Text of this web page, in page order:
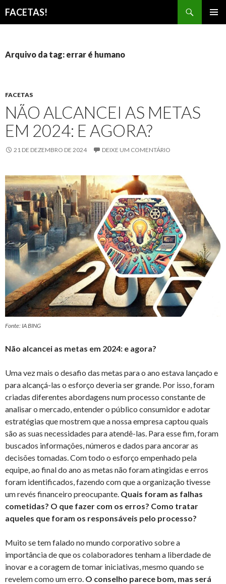
FACETAS!
CONTEÚDO
Arquivo da tag: errar é humano
FACETAS
NÃO ALCANCEI AS METAS
EM 2024: E AGORA?
21 DE DEZEMBRO DE 2024 DEIXE UM COMENTÁRIO
Fonte: IA BING
Não alcancei as metas em 2024: e agora?
Uma vez mais o desafio das metas para o ano estava lançado e
para alcançá-las o esforço deveria ser grande. Por isso, foram
criadas diferentes abordagens num processo constante de
analisar o mercado, entender o público consumidor e adotar
estratégias que mostrem que a nossa empresa captou quais
são as suas necessidades para atendê-las. Para esse fim, foram
buscados informações, números e dados para ancorar as
decisões tomadas. Com todo o esforço empenhado pela
equipe, ao final do ano as metas não foram atingidas e erros
foram identificados, fazendo com que a organização tivesse
um revés financeiro preocupante. Quais foram as falhas
cometidas? O que fazer com os erros? Como tratar
aqueles que foram os responsáveis pelo processo?
Muito se tem falado no mundo corporativo sobre a
importância de que os colaboradores tenham a liberdade de
inovar e a coragem de tomar iniciativas, mesmo quando se
revelem como um erro. O conselho parece bom, mas será